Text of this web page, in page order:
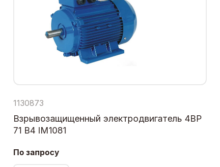
1130873
Взрывозащищенный электродвигатель 4ВР
71 В4 IM1081
По запросу